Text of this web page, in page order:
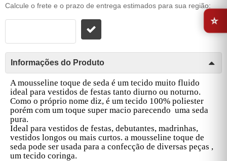
Calcule o frete e o prazo de entrega estimados para sua região:
Informações do Produto
A mousseline toque de seda é um tecido muito fluido
ideal para vestidos de festas tanto diurno ou noturno.
Como o próprio nome diz, é um tecido 100% poliester
porém com um toque super macio parecendo uma seda
pura.
Ideal para vestidos de festas, debutantes, madrinhas,
vestidos longos ou mais curtos. a mousseline toque de
seda pode ser usada para a confecção de diversas peças ,
um tecido coringa.
⭐